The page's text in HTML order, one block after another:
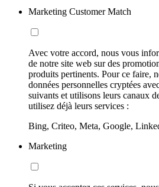
Marketing Customer Match
Avec votre accord, nous vous
de notre site web sur des
produits pertinents. Pour ce faire,
données personnelles cryptées
suivants et utilisons leurs canaux
utilisez déjà leurs services :
Bing, Criteo, Meta, Google,
Marketing